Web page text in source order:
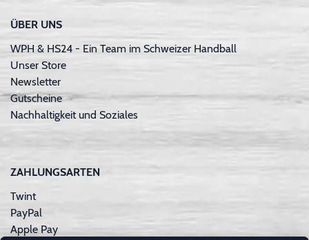
ÜBER UNS
WPH & HS24 - Ein Team im Schweizer Handball
Unser Store
Newsletter
Gutscheine
Nachhaltigkeit und Soziales
ZAHLUNGSARTEN
Twint
PayPal
Apple Pay